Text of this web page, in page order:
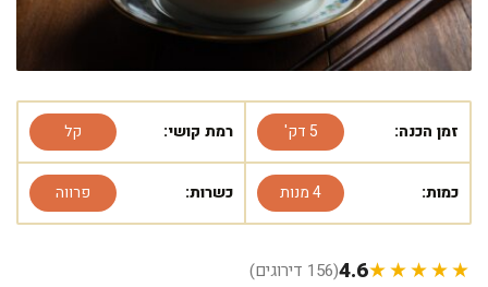
זמן הכנה: 5 דק' רמת קושי: קל
כמות: 4 מנות כשרות: פרווה
★★★★★
4.6(156 דירוגים)